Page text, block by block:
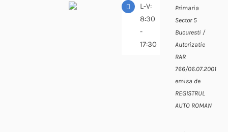
L-V:
8:30
-
17:30
Primaria
Sector 5
Bucuresti /
Autorizatie
RAR
766/06.07.2001
emisa de
REGISTRUL
AUTO ROMAN